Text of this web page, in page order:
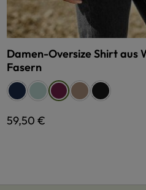
Damen-Oversize Shirt aus
Fasern
Farbeauswählen
marinepastellblaubrombeerwalnussschwarz
Regulärer Preis:
59,50 €